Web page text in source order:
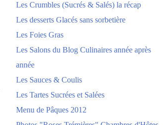
Les Crumbles (Sucrés & Salés) la récap
Les desserts Glacés sans sorbetière
Les Foies Gras
Les Salons du Blog Culinaires année après
année
Les Sauces & Coulis
Les Tartes Sucrées et Salées
Menu de Pâques 2012